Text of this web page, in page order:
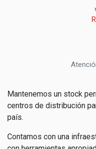
Mantenemos un stock
centros de distribución
país.
Contamos con una